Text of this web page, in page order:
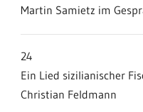
Martin Samietz im
24
Ein Lied sizilianischer
Christian Feldmann